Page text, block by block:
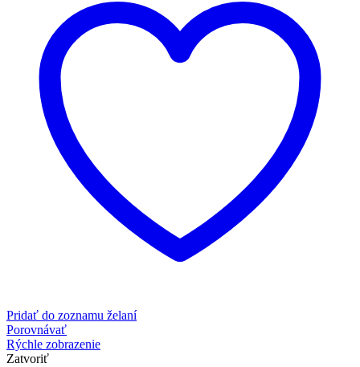
Pridať do zoznamu želaní
Porovnávať
Rýchle zobrazenie
Zatvoriť